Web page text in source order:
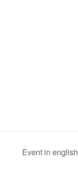
Event in english